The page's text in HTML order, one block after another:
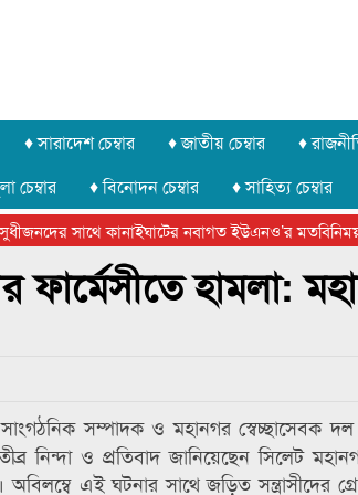
♦ সারাদেশ চেম্বার ♦ জাতীয় চেম্বার ♦
চেম্বার ♦ বিনোদন চেম্বার ♦ সাহিত্য চেম্বার
সাথে কানাইঘাটের নবাগত ইউএনও’র মতবিনিময়
ফেডারেশানের বিভাগীয় অভিনয় কর্মশালা সম্পন্ন
ফার্মেসীতে হামলা:
সম্পাদক ও মহানগর স্বেচ্ছাসেবক
তীব্র নিন্দা ও প্রতিবাদ জানিয়েছেন সিলেট
এই ঘটনার সাথে জড়িত সন্ত্রাসীদের